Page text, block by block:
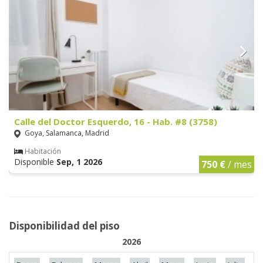
Calle del Doctor Esquerdo, 16 - Hab. #8 (3758)
Goya, Salamanca, Madrid
Habitación
Disponible Sep, 1 2026 750 €/ mes
Disponibilidad del piso
2026